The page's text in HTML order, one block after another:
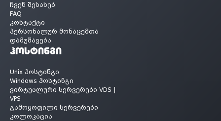
ჩვენ შესახებ
FAQ
კონტაქტი
პერსონალურ მონაცემთა
დამუშავება
ჰოსტინგი
Unix ჰოსტინგი
Windows ჰოსტინგი
ვირტუალური სერვერები VDS |
VPS
გამოყოფილი სერვერები
კოლოკაცია